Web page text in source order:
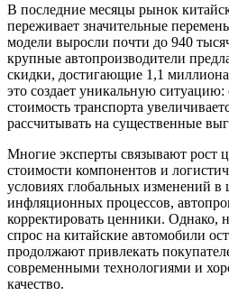
В последние месяцы рынок
переживает значительные
модели выросли почти до 940
крупные автопроизводители
скидки, достигающие 1,1
это создает уникальную
стоимость транспорта
рассчитывать на существенные
Многие эксперты связывают рост
стоимости компонентов и
условиях глобальных изменений в
инфляционных процессов,
корректировать ценники. Однако,
спрос на китайские автомобили
продолжают привлекать
современными технологиями и
качество.